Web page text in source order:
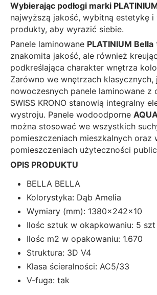
Wybierając podłogi marki
najwyższą jakość, wybitną estetykę
produkty, aby wyrazić siebie.
Panele laminowane PLATINIUM Bella
znakomita jakość, ale również
podkreślająca charakter wnętrza
Zarówno we wnętrzach klasycznych,
nowoczesnych panele laminowane
SWISS KRONO stanowią integralny
wystroju. Panele wodoodporne
można stosować we wszystkich
pomieszczeniach mieszkalnych oraz
pomieszczeniach użyteczności
OPIS PRODUKTU
BELLA BELLA
Kolorystyka: Dąb Amelia
Wymiary (mm): 1380x242x10
Ilośc sztuk w okapkowaniu: 5 szt
Ilośc m2 w opakowaniu: 1.670
Struktura: 3D V4
Klasa ścieralności: AC5/33
V-fuga: tak